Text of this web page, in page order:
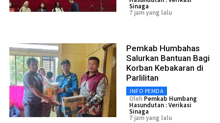
Sinaga
7 jam yang lalu
Pemkab Humbahas
Salurkan Bantuan Bagi
Korban Kebakaran di
Parlilitan
INFO PEMDA
Oleh Pemkab Humbang
Hasundutan : Verikasi
Sinaga
7 jam yang lalu